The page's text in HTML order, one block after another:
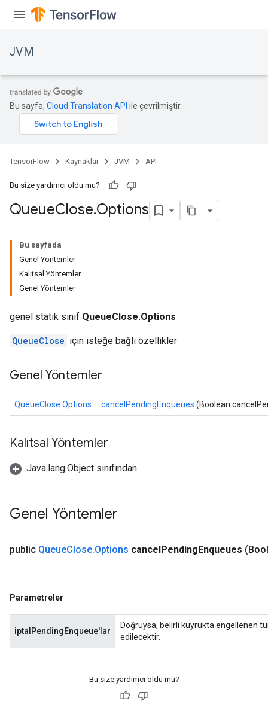
JVM
Bu sayfa, Cloud Translation API ile çevrilmiştir.
TensorFlow Kaynaklar JVM API
Bu size yardımcı oldu mu?
QueueClose.Options
Bu sayfada
Genel Yöntemler
Kalıtsal Yöntemler
Genel Yöntemler
genel statik sınıf QueueClose.Options
QueueClose için isteğe bağlı özellikler
Genel Yöntemler
QueueClose.Options cancelPendingEnqueues (Boolean
Kalıtsal Yöntemler
Java.lang.Object sınıfından
Genel Yöntemler
public QueueClose.Options cancelPendingEnqueues
Parametreler
iptalPendingEnqueue'lar
Doğruysa, belirli kuyrukta engellenen
edilecektir.
Bu size yardımcı oldu mu?